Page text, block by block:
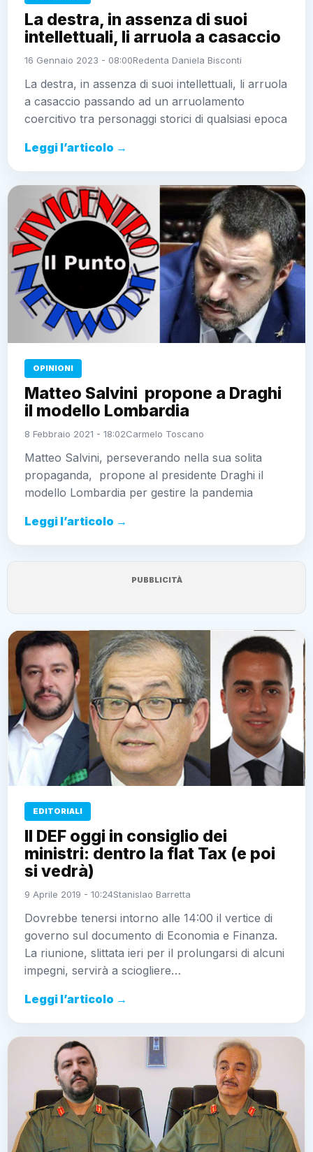
La destra, in assenza di suoi
intellettuali, li arruola a casaccio
16 Gennaio 2023 - 08:00Redenta Daniela Bisconti
La destra, in assenza di suoi intellettuali, li arruola
a casaccio passando ad un arruolamento
coercitivo tra personaggi storici di qualsiasi epoca
Leggi l’articolo →
OPINIONI
Matteo Salvini propone a Draghi
il modello Lombardia
8 Febbraio 2021 - 18:02Carmelo Toscano
Matteo Salvini, perseverando nella sua solita
propaganda, propone al presidente Draghi il
modello Lombardia per gestire la pandemia
Leggi l’articolo →
PUBBLICITÀ
EDITORIALI
Il DEF oggi in consiglio dei
ministri: dentro la flat Tax (e poi
si vedrà)
9 Aprile 2019 - 10:24Stanislao Barretta
Dovrebbe tenersi intorno alle 14:00 il vertice di
governo sul documento di Economia e Finanza.
La riunione, slittata ieri per il prolungarsi di alcuni
impegni, servirà a sciogliere…
Leggi l’articolo →